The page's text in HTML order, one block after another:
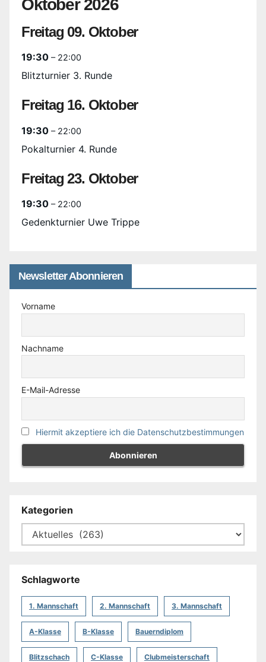
Oktober 2026
Freitag 09. Oktober
19:30 – 22:00
Blitzturnier 3. Runde
Freitag 16. Oktober
19:30 – 22:00
Pokalturnier 4. Runde
Freitag 23. Oktober
19:30 – 22:00
Gedenkturnier Uwe Trippe
Newsletter Abonnieren
Vorname
Nachname
E-Mail-Adresse
Hiermit akzeptiere ich die Datenschutzbestimmungen
Kategorien
Schlagworte
1. Mannschaft 2. Mannschaft 3. Mannschaft
A-Klasse B-Klasse Bauerndiplom
Blitzschach C-Klasse Clubmeisterschaft